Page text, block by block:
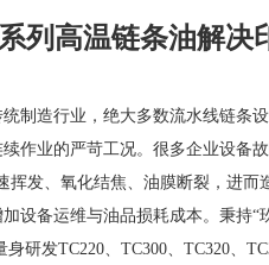
列高温链条油解决
制造行业，绝大多数流水线链条
作业的严苛工况。很多企业设备
发、氧化结焦、油膜断裂，进而
设备运维与油品损耗成本。秉持“
研发TC220、TC300、TC320、